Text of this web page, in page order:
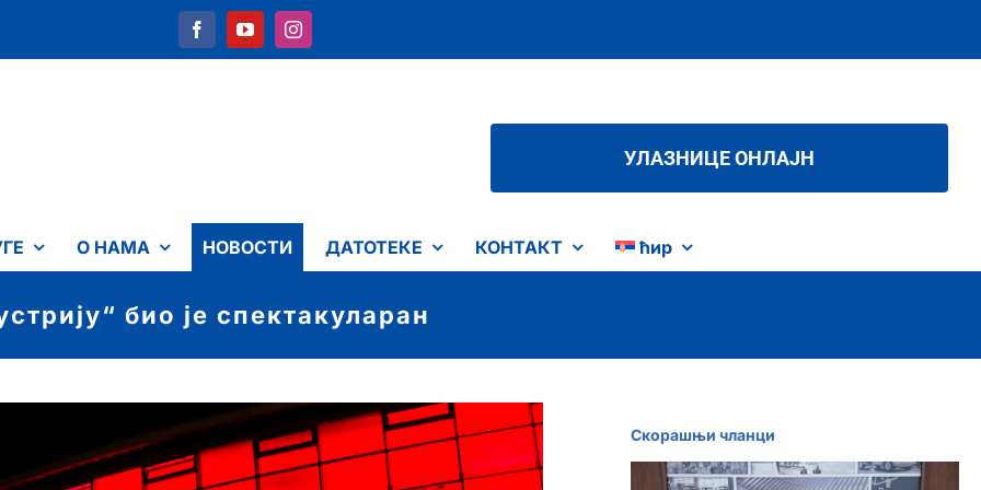
УЛАЗНИЦЕ ОНЛАЈН
О НАМА НОВОСТИ ДАТОТЕКЕ КОНТАКТ ћир
био је спектакуларан
Скорашњи чланци